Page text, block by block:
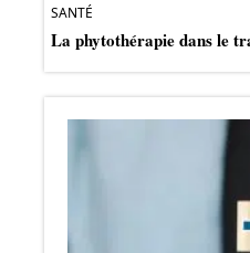
SANTÉ
La phytothérapie dans le